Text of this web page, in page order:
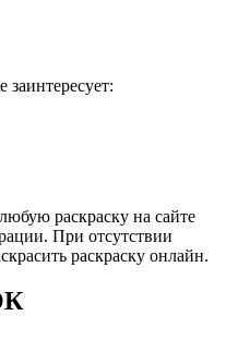
раскраску на сайте
При отсутствии
раскраску онлайн.